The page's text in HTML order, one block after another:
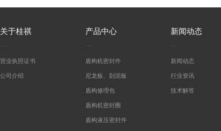
关于桂祺
营业执照证书
公司介绍
产品中心
盾构机密封件
尼龙板、刮泥板
盾构修理包
盾构机密封圈
盾构液压密封件
新闻动态
新闻动态
行业资讯
技术解答